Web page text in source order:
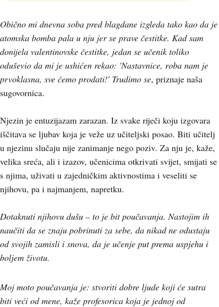
Obično mi dnevna soba pred blagdane izgleda tako kao da je
atomska bomba pala u nju jer se prave čestitke. Kad sam
donijela valentinovske čestitke, jedan se učenik toliko
oduševio da mi je ushićen rekao: 'Nastavnice, roba nam je
prvoklasna, sve ćemo prodati!' Trudimo se, priznaje naša
sugovornica.
Njezin je entuzijazam zarazan. Iz svake riječi koju izgovara
iščitava se ljubav koja je veže uz učiteljski posao. Biti učitelj
u njezinu slučaju nije zanimanje nego poziv. Za nju je, kaže,
velika sreća, ali i izazov, učenicima otkrivati svijet, smijati se
s njima, uživati u zajedničkim aktivnostima i veseliti se
njihovu, pa i najmanjem, napretku.
Dotaknuti njihovu dušu – to je bit poučavanja. Nastojim ih
naučiti da se znaju pobrinuti za sebe, da nikad ne odustaju
od svojih zamisli i snova, da je učenje put prema uspjehu i
boljem životu.
Moj moto poučavanja je: stvoriti dobre ljude koji će sutra
biti veći od mene, kaže profesorica koja je jednoj od